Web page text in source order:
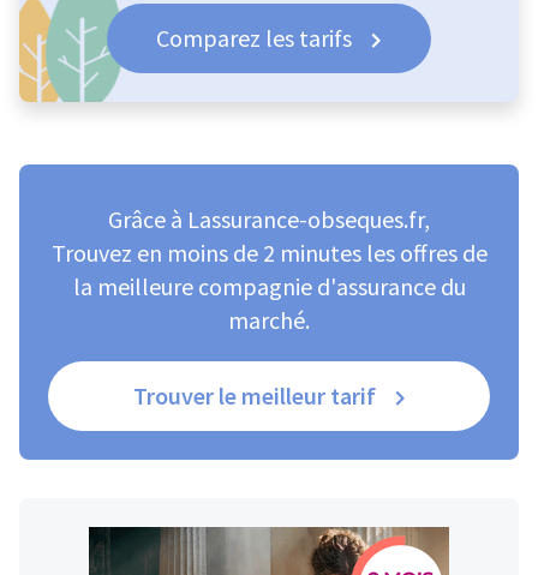
Comparez les tarifs
Grâce à Lassurance-obseques.fr,
Trouvez en moins de 2 minutes les offres de
la meilleure compagnie d'assurance du
marché.
Trouver le meilleur tarif